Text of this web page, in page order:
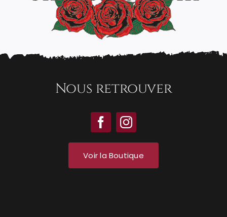
Nous retrouver
Voir la Boutique